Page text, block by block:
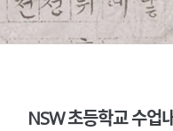
NSW 초등학교 수업